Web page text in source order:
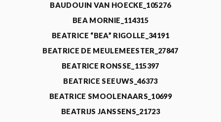
BAUDOUIN VAN HOECKE_105276
BEA MORNIE_114315
BEATRICE “BEA” RIGOLLE_34191
BEATRICE DE MEULEMEESTER_27847
BEATRICE RONSSE_115397
BEATRICE SEEUWS_46373
BEATRICE SMOOLENAARS_10699
BEATRIJS JANSSENS_21723